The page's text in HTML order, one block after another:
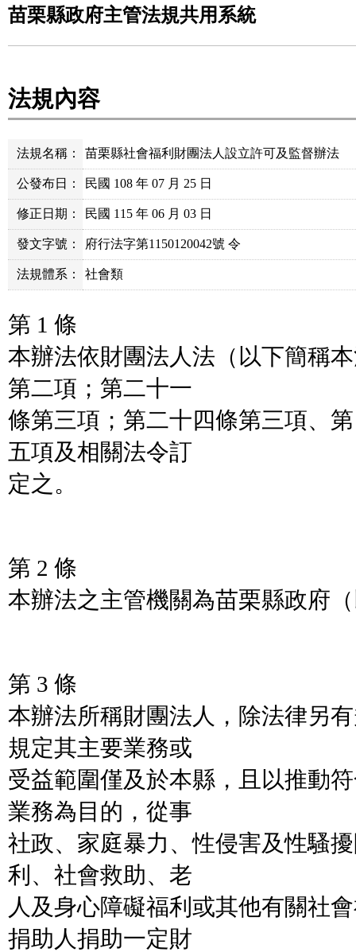
苗栗縣政府主管法規共用系統
法規內容
法規名稱： 苗栗縣社會福利財團法人設立許可及監督辦法
公發布日： 民國 108 年 07 月 25 日
修正日期： 民國 115 年 06 月 03 日
發文字號： 府行法字第1150120042號 令
法規體系： 社會類
第 1 條
本辦法依財團法人法（以下簡稱
第二項；第二十一
條第三項；第二十四條第三項、
五項及相關法令訂
定之。
第 2 條
本辦法之主管機關為苗栗縣政府
第 3 條
本辦法所稱財團法人，除法律另
規定其主要業務或
受益範圍僅及於本縣，且以推動
業務為目的，從事
社政、家庭暴力、性侵害及性騷
利、社會救助、老
人及身心障礙福利或其他有關社
捐助人捐助一定財